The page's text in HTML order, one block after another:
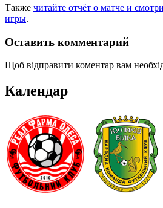
Также читайте отчёт о матче и
игры.
Оставить комментарий
Щоб відправити коментар вам
Календар